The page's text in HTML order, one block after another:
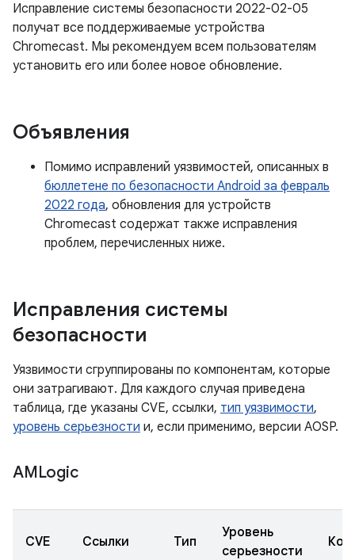
Исправление системы безопасности 2022-02-05
получат все поддерживаемые устройства
Chromecast. Мы рекомендуем всем пользователям
установить его или более новое обновление.
Объявления
Помимо исправлений уязвимостей, описанных в
бюллетене по безопасности Android за февраль
2022 года, обновления для устройств
Chromecast содержат также исправления
проблем, перечисленных ниже.
Исправления системы
безопасности
Уязвимости сгруппированы по компонентам, которые
они затрагивают. Для каждого случая приведена
таблица, где указаны CVE, ссылки, тип уязвимости,
уровень серьезности и, если применимо, версии AOSP.
AMLogic
CVE Ссылки Тип
Уровень
серьезности